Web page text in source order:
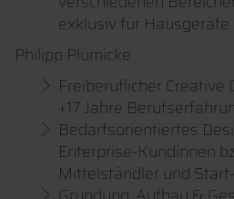
exklusiv für Hausgeräte
Philipp Plümicke
Freiberuflicher
+17 Jahre
Bedarfsorientiertes
Enterprise-Kundinnen
Mittelständler und